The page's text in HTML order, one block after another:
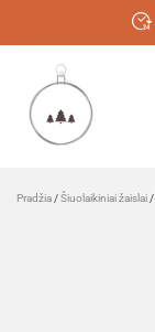
Pradžia /Šiuolaikiniai žaislai /